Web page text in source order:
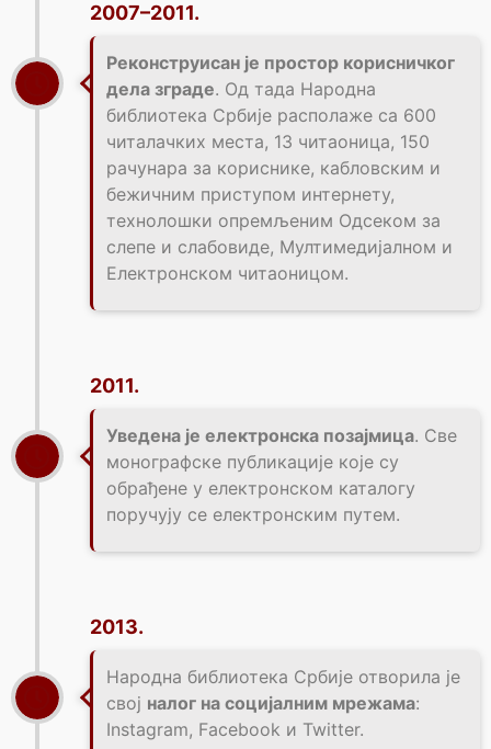
2007–2011.
Реконструисан је простор корисничког
дела зграде. Од тада Народна
библиотека Србије располаже са 600
читалачких места, 13 читаоница, 150
рачунара за кориснике, кабловским и
бежичним приступом интернету,
технолошки опремљеним Одсеком за
слепе и слабовиде, Мултимедијалном и
Електронском читаоницом.
2011.
Уведена је електронска позајмица. Све
монографске публикације које су
обрађене у електронском каталогу
поручују се електронским путем.
2013.
Народна библиотека Србије отворила је
свој налог на социјалним мрежама:
Instagram, Facebook и Twitter.